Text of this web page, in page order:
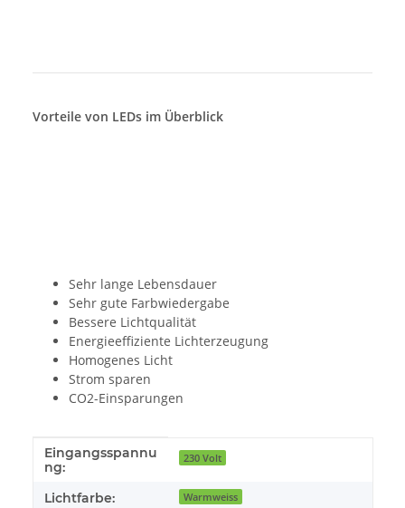
Vorteile von LEDs im Überblick
Sehr lange Lebensdauer
Sehr gute Farbwiedergabe
Bessere Lichtqualität
Energieeffiziente Lichterzeugung
Homogenes Licht
Strom sparen
CO2-Einsparungen
Produkteigenschaft
Wert
Eingangsspannu
ng:
230 Volt
Lichtfarbe: Warmweiss